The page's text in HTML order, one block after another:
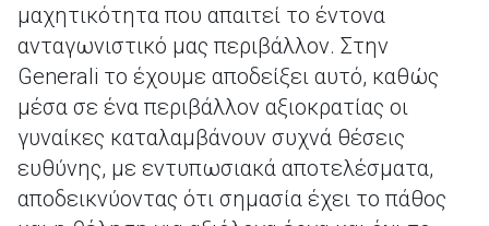
μαχητικότητα που απαιτεί το έντονα
ανταγωνιστικό μας περιβάλλον. Στην
Generali το έχουμε αποδείξει αυτό, καθώς
μέσα σε ένα περιβάλλον αξιοκρατίας οι
γυναίκες καταλαμβάνουν συχνά θέσεις
ευθύνης, με εντυπωσιακά αποτελέσματα,
αποδεικνύοντας ότι σημασία έχει το πάθος